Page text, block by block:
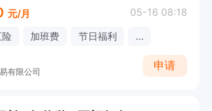
元/月 05-16 08:18
险 加班费 节日福利 ...
有限公司
申请